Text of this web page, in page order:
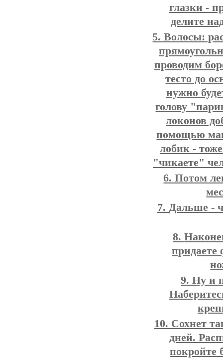
глазки -
делите
Волосы:
проводим
тесто до
нужно
голову
локонов
помощью
лобик -
"чикаете"
Потом
Дальше -
Ну и
Сохнет
дней.
покройте